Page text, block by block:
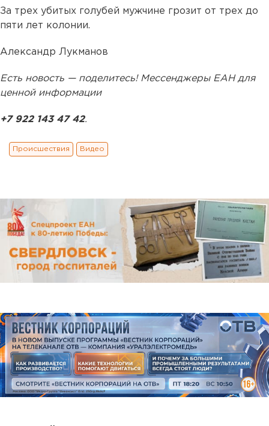
За трех убитых голубей мужчине грозит от трех до
пяти лет колонии.
Александр Лукманов
Есть новость — поделитесь! Мессенджеры ЕАН для
ценной информации
+7 922 143 47 42.
Происшествия Видео